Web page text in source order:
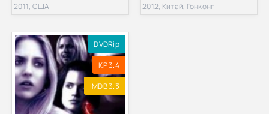
2011, США 2012, Китай, Гонконг
DVDRip
KP 3.4
IMDB 3.3